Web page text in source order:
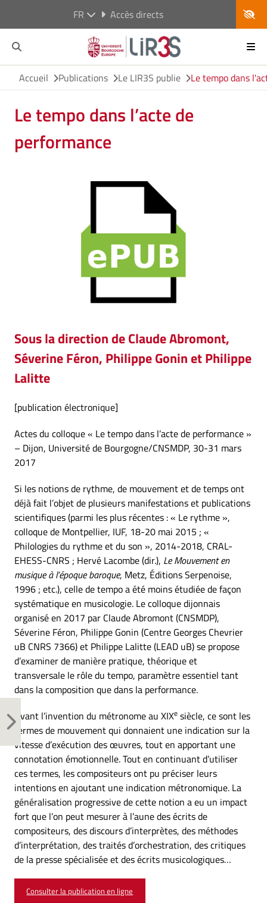
FR Accès directs
Accueil Publications Le LIR3S publie Le tempo dans
Le tempo dans l’acte de
performance
Sous la direction de Claude Abromont,
Séverine Féron, Philippe Gonin et Philippe
Lalitte
[publication électronique]
Actes du colloque « Le tempo dans l’acte de performance »
– Dijon, Université de Bourgogne/CNSMDP, 30-31 mars
2017
Si les notions de rythme, de mouvement et de temps ont
déjà fait l’objet de plusieurs manifestations et publications
scientifiques (parmi les plus récentes : « Le rythme »,
colloque de Montpellier, IUF, 18-20 mai 2015 ; «
Philologies du rythme et du son », 2014-2018, CRAL-
EHESS-CNRS ; Hervé Lacombe (dir.), Le Mouvement en
musique à l’époque baroque, Metz, Éditions Serpenoise,
1996 ; etc.), celle de tempo a été moins étudiée de façon
systématique en musicologie. Le colloque dijonnais
organisé en 2017 par Claude Abromont (CNSMDP),
Séverine Féron, Philippe Gonin (Centre Georges Chevrier
uB CNRS 7366) et Philippe Lalitte (LEAD uB) se propose
d’examiner de manière pratique, théorique et
transversale le rôle du tempo, paramètre essentiel tant
dans la composition que dans la performance.
Avant l’invention du métronome au XIXe siècle, ce sont les
termes de mouvement qui donnaient une indication sur la
vitesse d’exécution des œuvres, tout en apportant une
connotation émotionnelle. Tout en continuant d’utiliser
ces termes, les compositeurs ont pu préciser leurs
intentions en ajoutant une indication métronomique. La
généralisation progressive de cette notion a eu un impact
fort que l’on peut mesurer à l’aune des écrits de
compositeurs, des discours d’interprètes, des méthodes
d’interprétation, des traités d’orchestration, des critiques
de la presse spécialisée et des écrits musicologiques…
Consulter la publication en ligne